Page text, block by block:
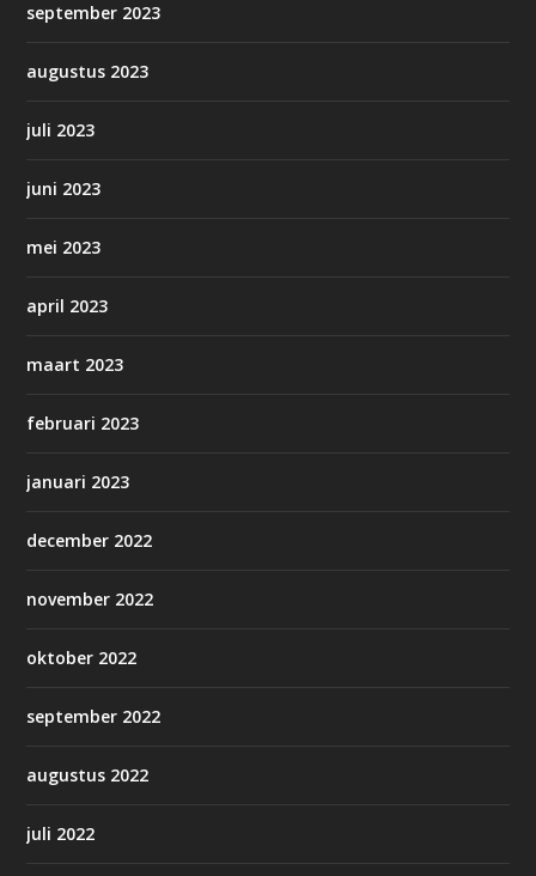
september 2023
augustus 2023
juli 2023
juni 2023
mei 2023
april 2023
maart 2023
februari 2023
januari 2023
december 2022
november 2022
oktober 2022
september 2022
augustus 2022
juli 2022